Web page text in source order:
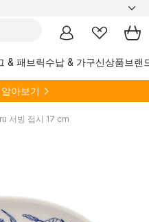
& 패브릭수납 & 가구신상품브랜
아보기
서빙 접시 17 cm